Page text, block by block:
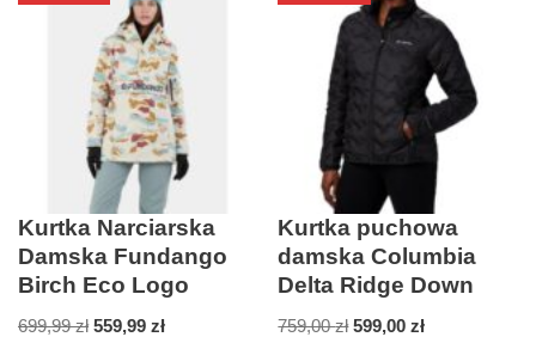
Kurtka Narciarska
Damska Fundango
Birch Eco Logo
699,99zł 559,99 zł
Kurtka puchowa
damska Columbia
Delta Ridge Down
759,00zł 599,00zł